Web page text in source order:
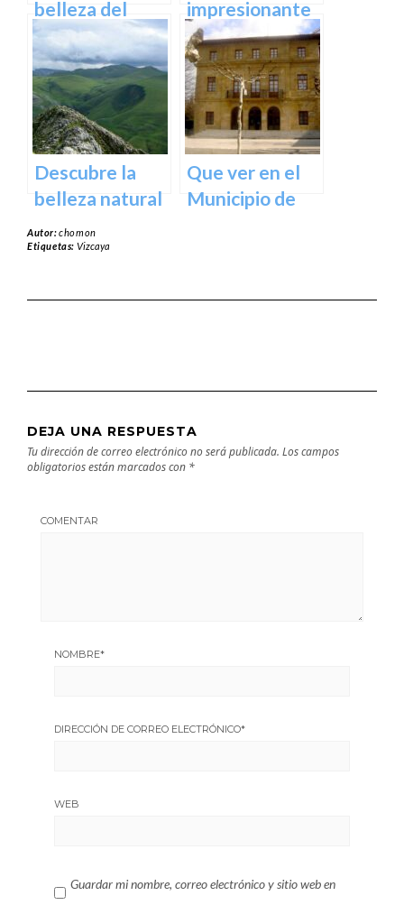
belleza del
Santuario de
Arantzazu en
Guipuzcoa –
Guía turística y
cultural
impresionante
arte natural del
Bosque de Oma
en Vizcaya
Descubre la
belleza natural
del Parque
Natural de
próxima
Que ver en el
Municipio de
Autor:chomon
Etiquetas: Vizcaya
DEJA UNA RESPUESTA
Tu dirección de correo electrónico no será publicada. Los campos
obligatorios están marcados con *
COMENTAR
NOMBRE*
DIRECCIÓN DE CORREO ELECTRÓNICO*
WEB
Guardar mi nombre, correo electrónico y sitio web en